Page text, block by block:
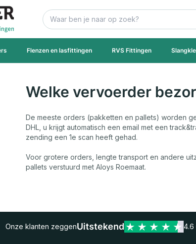
Zoek
Flenzen en lasfittingen RVS Fittingen
Welke vervoerder
De meeste orders (pakketten en pallets) worden
DHL, u krijgt automatisch een email met een
zending een 1e scan heeft gehad.
Voor grotere orders, lengte transport en andere
pallets verstuurd met Aloys Roemaat.
Onze klanten zeggenUitstekend 4.6